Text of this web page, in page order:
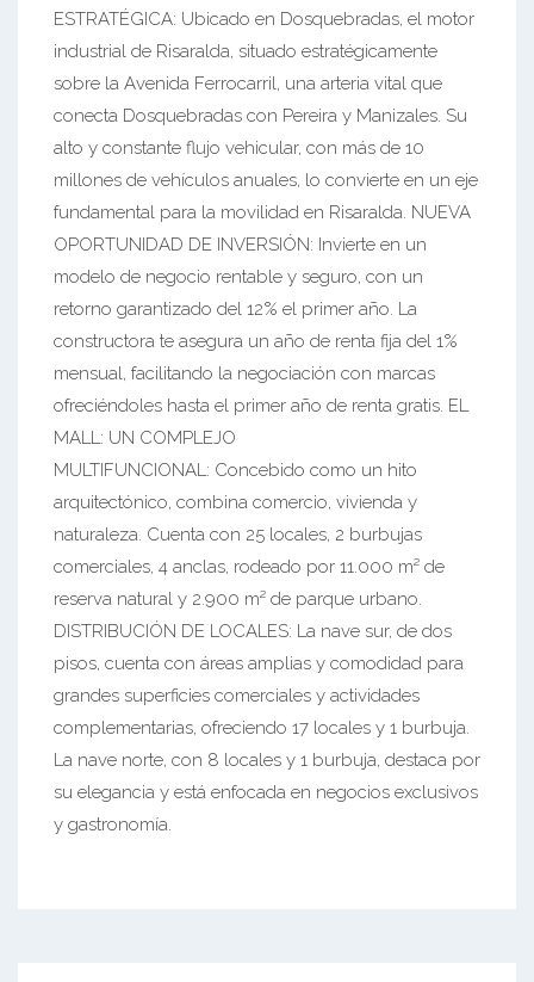
ESTRATÉGICA: Ubicado en Dosquebradas, el motor
industrial de Risaralda, situado estratégicamente
sobre la Avenida Ferrocarril, una arteria vital que
conecta Dosquebradas con Pereira y Manizales. Su
alto y constante flujo vehicular, con más de 10
millones de vehículos anuales, lo convierte en un eje
fundamental para la movilidad en Risaralda. NUEVA
OPORTUNIDAD DE INVERSIÓN: Invierte en un
modelo de negocio rentable y seguro, con un
retorno garantizado del 12% el primer año. La
constructora te asegura un año de renta fija del 1%
mensual, facilitando la negociación con marcas
ofreciéndoles hasta el primer año de renta gratis. EL
MALL: UN COMPLEJO
MULTIFUNCIONAL: Concebido como un hito
arquitectónico, combina comercio, vivienda y
naturaleza. Cuenta con 25 locales, 2 burbujas
comerciales, 4 anclas, rodeado por 11.000 m² de
reserva natural y 2.900 m² de parque urbano.
DISTRIBUCIÓN DE LOCALES: La nave sur, de dos
pisos, cuenta con áreas amplias y comodidad para
grandes superficies comerciales y actividades
complementarias, ofreciendo 17 locales y 1 burbuja.
La nave norte, con 8 locales y 1 burbuja, destaca por
su elegancia y está enfocada en negocios exclusivos
y gastronomía.